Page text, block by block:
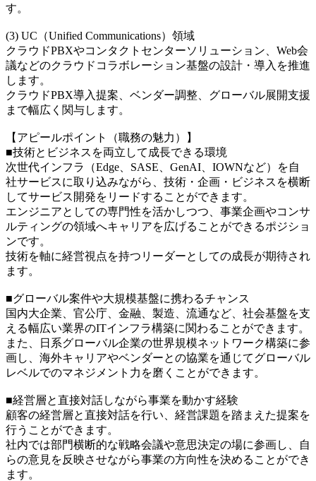
す。
(3) UC（Unified Communications）領域
クラウドPBXやコンタクトセンターソリューション、Web会
議などのクラウドコラボレーション基盤の設計・導入を推進
します。
クラウドPBX導入提案、ベンダー調整、グローバル展開支援
まで幅広く関与します。
【アピールポイント（職務の魅力）】
■技術とビジネスを両立して成長できる環境
次世代インフラ（Edge、SASE、GenAI、IOWNなど）を自
社サービスに取り込みながら、技術・企画・ビジネスを横断
してサービス開発をリードすることができます。
エンジニアとしての専門性を活かしつつ、事業企画やコンサ
ルティングの領域へキャリアを広げることができるポジショ
ンです。
技術を軸に経営視点を持つリーダーとしての成長が期待され
ます。
■グローバル案件や大規模基盤に携わるチャンス
国内大企業、官公庁、金融、製造、流通など、社会基盤を支
える幅広い業界のITインフラ構築に関わることができます。
また、日系グローバル企業の世界規模ネットワーク構築に参
画し、海外キャリアやベンダーとの協業を通じてグローバル
レベルでのマネジメント力を磨くことができます。
■経営層と直接対話しながら事業を動かす経験
顧客の経営層と直接対話を行い、経営課題を踏まえた提案を
行うことができます。
社内では部門横断的な戦略会議や意思決定の場に参画し、自
らの意見を反映させながら事業の方向性を決めることができ
ます。